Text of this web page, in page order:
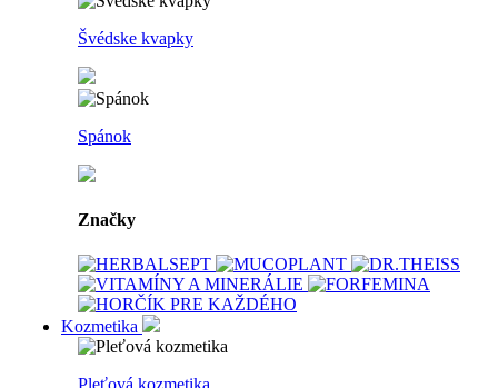
Švédske kvapky
Spánok
Značky
Kozmetika
Pleťová kozmetika